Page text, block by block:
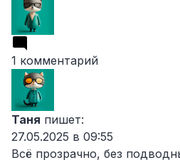
1 комментарий
Таня пишет:
27.05.2025 в 09:55
Всё прозрачно, без